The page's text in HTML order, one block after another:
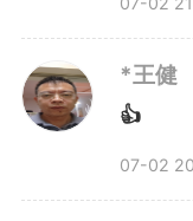
岗，鼓励党
头阵、当先
案推倒重
劲，支撑着
*王健
👍
07-02